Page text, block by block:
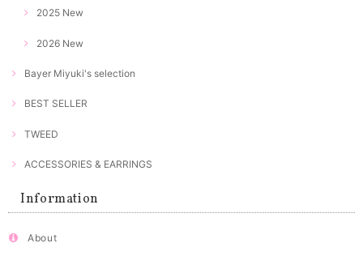
2025 New
2026 New
Bayer Miyuki's selection
BEST SELLER
TWEED
ACCESSORIES & EARRINGS
Information
About